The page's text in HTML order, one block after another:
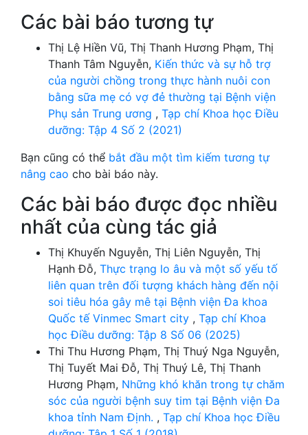
Các bài báo tương tự
Thị Lệ Hiền Vũ, Thị Thanh Hương Phạm, Thị
Thanh Tâm Nguyễn, Kiến thức và sự hỗ trợ
của người chồng trong thực hành nuôi con
bằng sữa mẹ có vợ đẻ thường tại Bệnh viện
Phụ sản Trung ương , Tạp chí Khoa học Điều
dưỡng: Tập 4 Số 2 (2021)
Bạn cũng có thể bắt đầu một tìm kiếm tương tự
nâng cao cho bài báo này.
Các bài báo được đọc nhiều
nhất của cùng tác giả
Thị Khuyến Nguyễn, Thị Liên Nguyễn, Thị
Hạnh Đỗ, Thực trạng lo âu và một số yếu tố
liên quan trên đối tượng khách hàng đến nội
soi tiêu hóa gây mê tại Bệnh viện Đa khoa
Quốc tế Vinmec Smart city , Tạp chí Khoa
học Điều dưỡng: Tập 8 Số 06 (2025)
Thi Thu Hương Phạm, Thị Thuý Nga Nguyễn,
Thị Tuyết Mai Đỗ, Thị Thuý Lê, Thị Thanh
Hương Phạm, Những khó khăn trong tự chăm
sóc của người bệnh suy tim tại Bệnh viện Đa
khoa tỉnh Nam Định. , Tạp chí Khoa học Điều